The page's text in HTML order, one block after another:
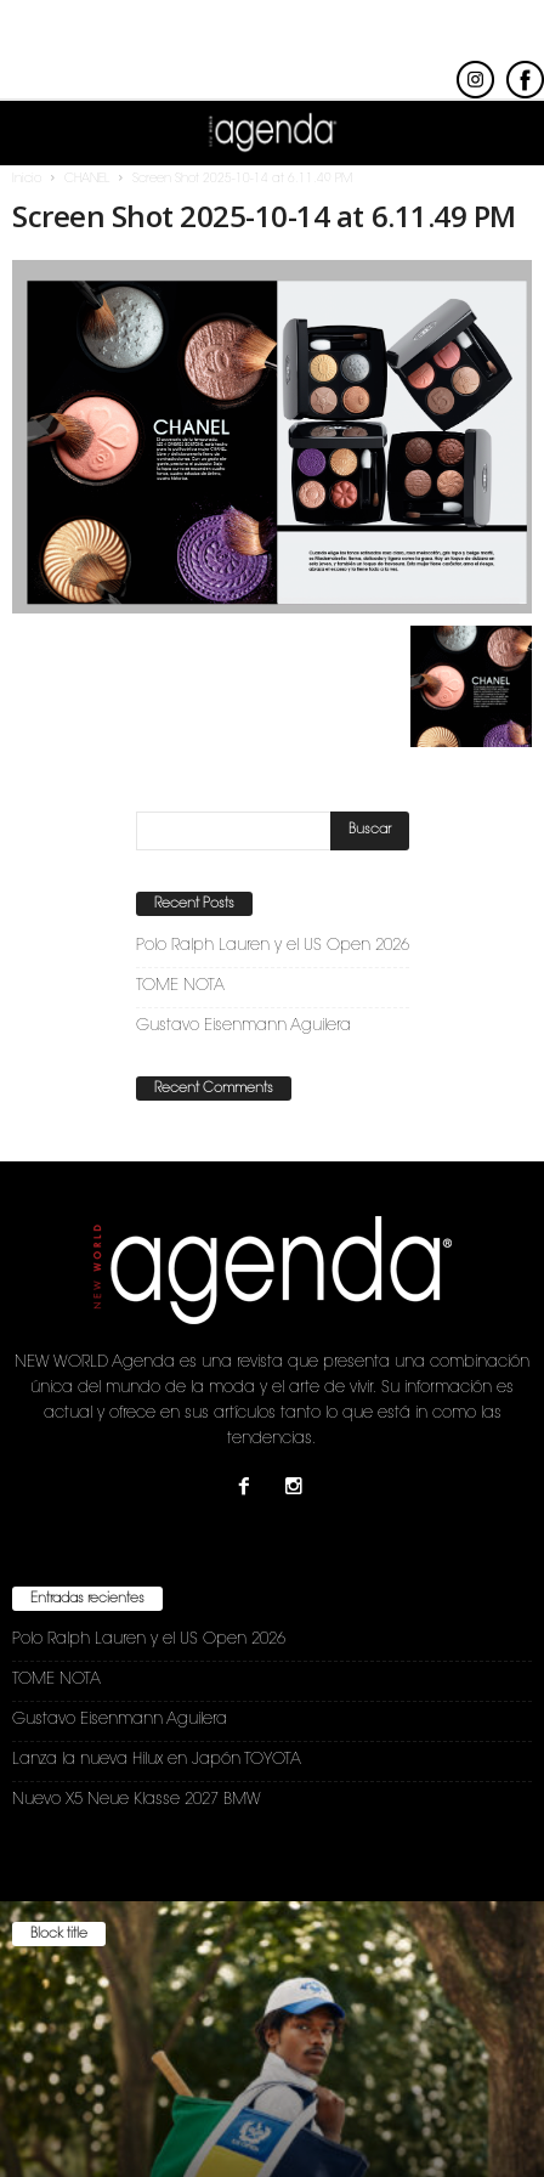
CHANEL Screen Shot 2025-10-14 at 6.11.49 PM
Screen Shot 2025-10-14 at 6.11.49 PM
Recent Posts
Polo Ralph Lauren y el US Open 2026
TOME NOTA
Gustavo Eisenmann Aguilera
Recent Comments
NEW WORLD Agenda es una revista que presenta una combinación
única del mundo de la moda y el arte de vivir. Su información es
actual y ofrece en sus artículos tanto lo que está in como las
tendencias.
Entradas recientes
Polo Ralph Lauren y el US Open 2026
TOME NOTA
Gustavo Eisenmann Aguilera
Lanza la nueva Hilux en Japón TOYOTA
Nuevo X5 Neue Klasse 2027 BMW
Block title